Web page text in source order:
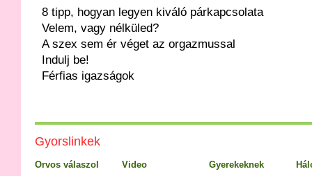
8 tipp, hogyan legyen kiváló párkapcsolata
Velem, vagy nélküled?
A szex sem ér véget az orgazmussal
Indulj be!
Férfias igazságok
Gyorslinkek
Orvos válaszol Video Gyerekeknek